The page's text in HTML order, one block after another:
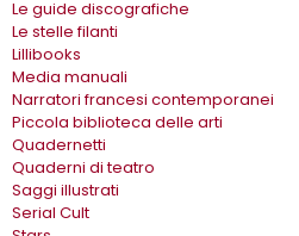
Le guide discografiche
Le stelle filanti
Lillibooks
Media manuali
Narratori francesi contemporanei
Piccola biblioteca delle arti
Quadernetti
Quaderni di teatro
Saggi illustrati
Serial Cult